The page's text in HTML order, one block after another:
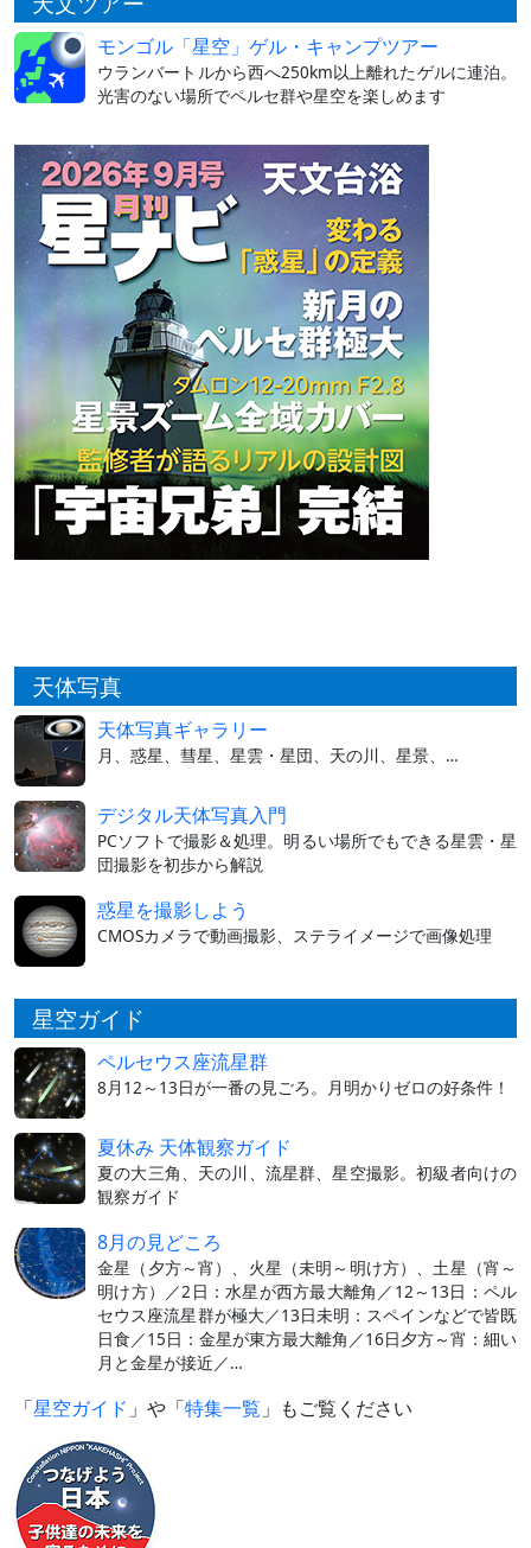
モンゴル「星空」ゲル・キャンプツアー
ウランバートルから西へ250km以上離れたゲルに連泊。
光害のない場所でペルセ群や星空を楽しめます
天体写真
天体写真ギャラリー
月、惑星、彗星、星雲・星団、天の川、星景、…
デジタル天体写真入門
PCソフトで撮影＆処理。明るい場所でもできる星雲・星
団撮影を初歩から解説
惑星を撮影しよう
CMOSカメラで動画撮影、ステライメージで画像処理
星空ガイド
ペルセウス座流星群
8月12～13日が一番の見ごろ。月明かりゼロの好条件！
夏休み 天体観察ガイド
夏の大三角、天の川、流星群、星空撮影。初級者向けの
観察ガイド
8月の見どころ
金星（夕方～宵）、火星（未明～明け方）、土星（宵～
明け方）／2日：水星が西方最大離角／12～13日：ペル
セウス座流星群が極大／13日未明：スペインなどで皆既
日食／15日：金星が東方最大離角／16日夕方～宵：細い
月と金星が接近／…
「星空ガイド 」や「特集一覧 」もご覧ください